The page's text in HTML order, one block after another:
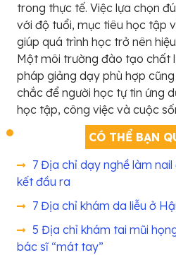
trong thực tế. Việc lựa chọn
với độ tuổi, mục tiêu học tập
giúp quá trình học trở nên
Một môi trường đào tạo chất
pháp giảng dạy phù hợp
chắc để người học tự tin ứng
học tập, công việc và cuộc
CÓ THỂ BẠN
7 Địa chỉ dạy nghề làm
kết đầu ra
7 Địa chỉ khám da liễu ở
5 Địa chỉ khám tai mũi
bác sĩ “mát tay”